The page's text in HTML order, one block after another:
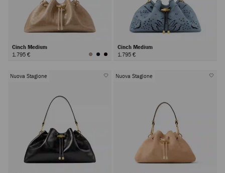
Cinch Medium
1.795 €
Cinch Medium
1.795 €
Nuova Stagione Nuova Stagione